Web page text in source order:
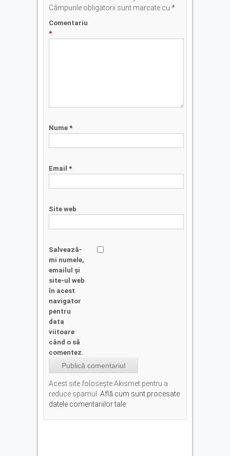
Câmpurile obligatorii sunt marcate cu *
Comentariu
*
Nume *
Email *
Site web
Salvează-
mi numele,
emailul și
site-ul web
în acest
navigator
pentru
data
viitoare
când o să
comentez.
Acest site folosește Akismet pentru a
reduce spamul. Află cum sunt procesate
datele comentariilor tale.